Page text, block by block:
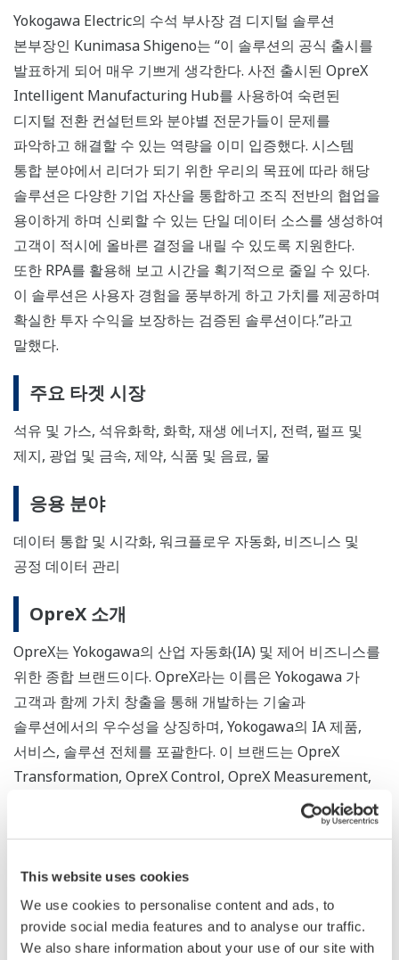
This website uses cookies
We use cookies to personalise content and ads, to
provide social media features and to analyse our traffic.
We also share information about your use of our site with
Yokogawa Electric의 수석 부사장 겸 디지털 솔루션
본부장인 Kunimasa Shigeno는 “이 솔루션의 공식 출시를
발표하게 되어 매우 기쁘게 생각한다. 사전 출시된 OpreX
Intelligent Manufacturing Hub를 사용하여 숙련된
디지털 전환 컨설턴트와 분야별 전문가들이 문제를
파악하고 해결할 수 있는 역량을 이미 입증했다. 시스템
통합 분야에서 리더가 되기 위한 우리의 목표에 따라 해당
솔루션은 다양한 기업 자산을 통합하고 조직 전반의 협업을
용이하게 하며 신뢰할 수 있는 단일 데이터 소스를 생성하여
고객이 적시에 올바른 결정을 내릴 수 있도록 지원한다.
또한 RPA를 활용해 보고 시간을 획기적으로 줄일 수 있다.
이 솔루션은 사용자 경험을 풍부하게 하고 가치를 제공하며
확실한 투자 수익을 보장하는 검증된 솔루션이다.”라고
말했다.
주요 타겟 시장
석유 및 가스, 석유화학, 화학, 재생 에너지, 전력, 펄프 및
제지, 광업 및 금속, 제약, 식품 및 음료, 물
응용 분야
데이터 통합 및 시각화, 워크플로우 자동화, 비즈니스 및
공정 데이터 관리
OpreX 소개
OpreX는 Yokogawa의 산업 자동화(IA) 및 제어 비즈니스를
위한 종합 브랜드이다. OpreX라는 이름은 Yokogawa 가
고객과 함께 가치 창출을 통해 개발하는 기술과
솔루션에서의 우수성을 상징하며, Yokogawa의 IA 제품,
서비스, 솔루션 전체를 포괄한다. 이 브랜드는 OpreX
Transformation, OpreX Control, OpreX Measurement,
OpreX Execution, OpreX Lifecycle의 다섯 가지 범주로
구성된다. Intelligent Manufacturing Hub는 OpreX
Transformation 범주에 속한다. OpreX Transformation은
기업 활동 전반에서 운영 우수성을 제공하며, 생산에서
공급망 최적화, 리스크 및 비즈니스 관리에 이르는 모든
과정을 다룬다.